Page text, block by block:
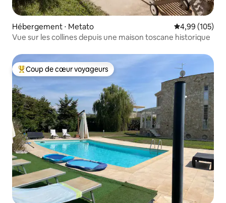
Hébergement ⋅ Metato Évaluation
4,99 (105)
Vue sur les collines depuis une maison toscane historique
Coups de cœur voyageurs les plus appréciés
Coup de cœur voyageurs